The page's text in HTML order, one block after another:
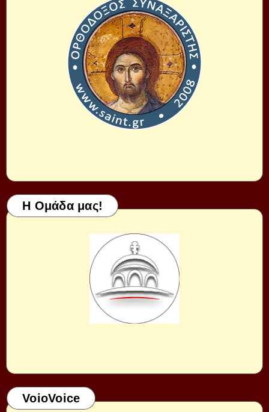
Η Ομάδα μας!
VoioVoice